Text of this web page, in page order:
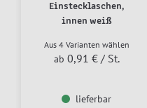
Einstecklaschen,
innen weiß
Aus 4 Varianten wählen
ab 0,91 € / St.
lieferbar